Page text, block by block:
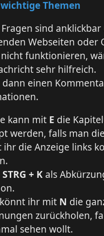
Themen
sind
Webseiten oder
funktionieren,
sehr hilfreich.
einen
kann mit E die
werden, falls man
die Anzeige links
STRG + K als
ihr mit N die
zurückholen,
sehen wollt.